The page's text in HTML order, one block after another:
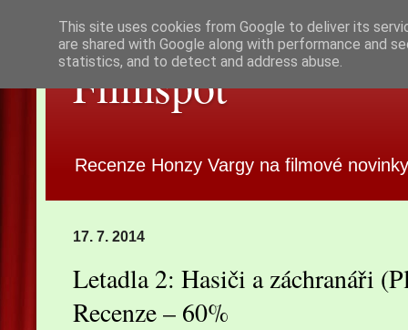
Filmspot
Recenze Honzy Vargy na filmové
17. 7. 2014
Letadla 2: Hasiči a záchranáři
Recenze – 60%
This site uses cookies from Google to deliver its
are shared with Google along with performance and
statistics, and to detect and address abuse.